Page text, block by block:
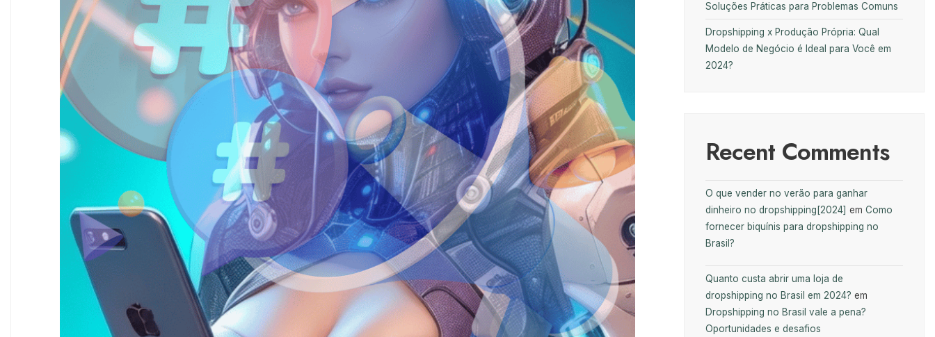
Soluções Práticas para Problemas Comuns
Dropshipping x Produção Própria: Qual
Modelo de Negócio é Ideal para Você em
2024?
Recent Comments
O que vender no verão para ganhar
dinheiro no dropshipping[2024] em Como
fornecer biquínis para dropshipping no
Brasil?
Quanto custa abrir uma loja de
dropshipping no Brasil em 2024? em
Dropshipping no Brasil vale a pena?
Oportunidades e desafios